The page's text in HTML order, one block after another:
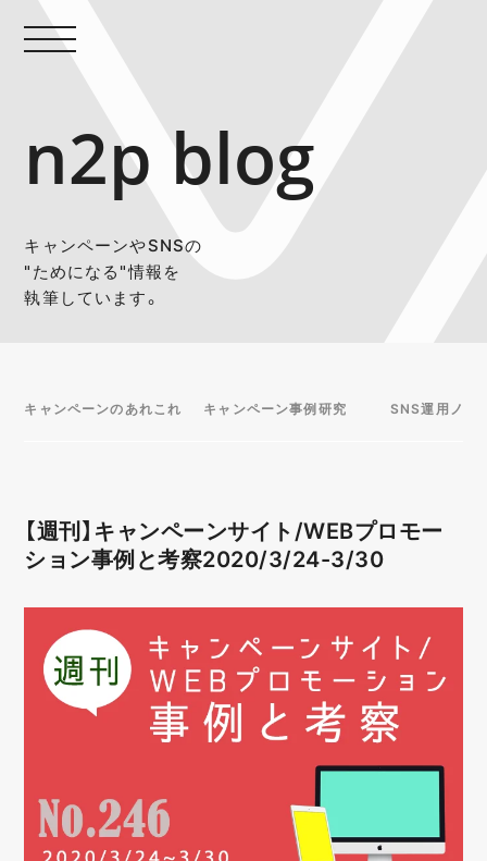
n2p blog
キャンペーンやSNSの
"ためになる"情報を
執筆しています。
キャンペーンのあれこれ キャンペーン事例研究 SNS運用ノウ
【週刊】キャンペーンサイト/WEBプロモー
ション事例と考察2020/3/24-3/30